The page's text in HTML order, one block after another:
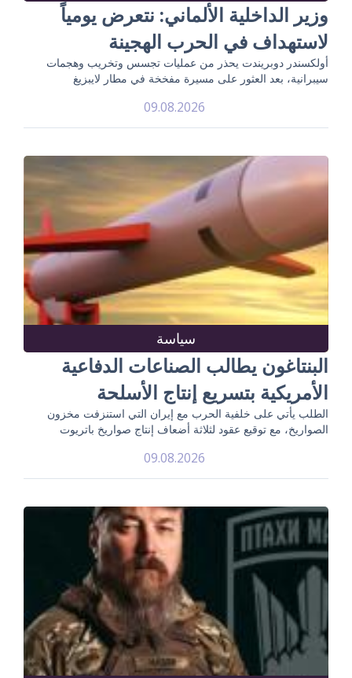
وزير الداخلية الألماني: نتعرض يومياً
لاستهداف في الحرب الهجينة
أولكسندر دوبريندت يحذر من عمليات تجسس وتخريب وهجمات
سيبرانية، بعد العثور على مسيرة مفخخة في مطار لايبزيغ
09.08.2026
سياسة
البنتاغون يطالب الصناعات الدفاعية
الأمريكية بتسريع إنتاج الأسلحة
الطلب يأتي على خلفية الحرب مع إيران التي استنزفت مخزون
الصواريخ، مع توقيع عقود لثلاثة أضعاف إنتاج صواريخ باتريوت
09.08.2026